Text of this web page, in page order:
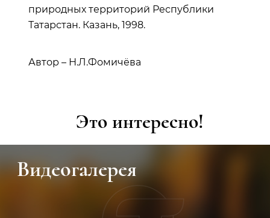
природных территорий Республики
Татарстан. Казань, 1998.
Автор – Н.Л.Фомичёва
Это интересно!
Видеогалерея